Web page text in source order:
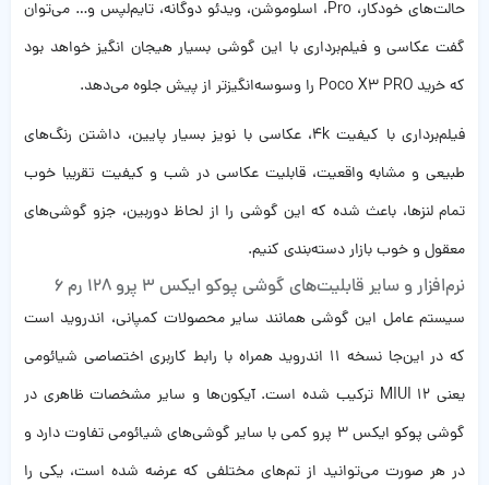
حالت‌های خودکار، Pro، اسلوموشن، ویدئو دوگانه، تایم‌لپس و… می‌توان
گفت عکاسی و فیلم‌برداری با این گوشی بسیار هیجان انگیز خواهد بود
که خرید Poco X3 PRO را وسوسه‌انگیزتر از پیش جلوه می‌دهد.
فیلم‌برداری با کیفیت 4k، عکاسی با نویز بسیار پایین، داشتن رنگ‌های
طبیعی و مشابه واقعیت، قابلیت عکاسی در شب و کیفیت تقریبا خوب
تمام لنزها، باعث شده که این گوشی را از لحاظ دوربین‌، جزو گوشی‌های
معقول و خوب بازار دسته‌بندی کنیم.
نرم‌افزار و سایر قابلیت‌های گوشی پوکو ایکس 3 پرو 128 رم 6
سیستم عامل این گوشی همانند سایر محصولات کمپانی، اندروید است
که در این‌جا نسخه 11 اندروید همراه با رابط کاربری اختصاصی شیائومی
یعنی MIUI 12 ترکیب شده است. آیکون‌ها و سایر مشخصات ظاهری در
گوشی پوکو ایکس 3 پرو کمی با سایر گوشی‌های شیائومی تفاوت دارد و
در هر صورت می‌توانید از تم‌های مختلفی که عرضه شده است، یکی را